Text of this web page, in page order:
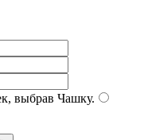
выбрав Чашку.